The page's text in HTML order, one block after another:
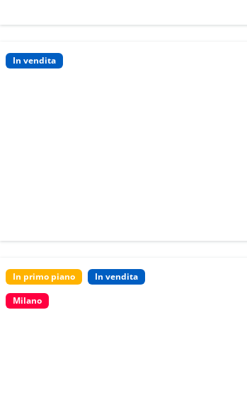
In vendita
In primo piano
In vendita
Milano